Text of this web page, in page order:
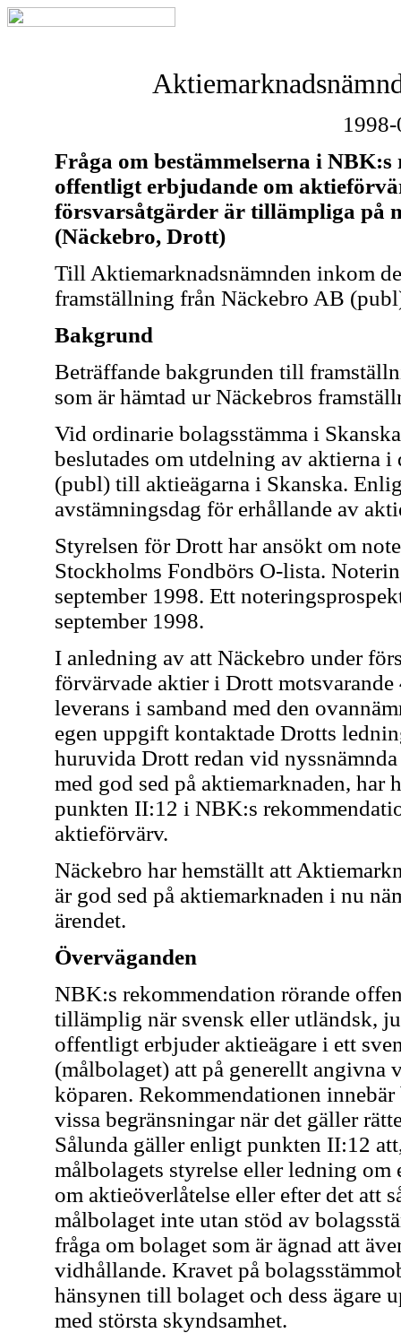
Fråga om bestämmelserna i
offentligt erbjudande om
försvarsåtgärder är tillämpliga på
(Näckebro, Drott)
Till Aktiemarknadsnämnden inkom
framställning från Näckebro AB
Bakgrund
Beträffande bakgrunden till
som är hämtad ur Näckebros
Vid ordinarie bolagsstämma i
beslutades om utdelning av aktierna
(publ) till aktieägarna i Skanska.
avstämningsdag för erhållande av
Styrelsen för Drott har ansökt om
Stockholms Fondbörs O-lista.
september 1998. Ett
september 1998.
I anledning av att Näckebro under
förvärvade aktier i Drott
leverans i samband med den
egen uppgift kontaktade Drotts
huruvida Drott redan vid
med god sed på aktiemarknaden, har
punkten II:12 i NBK:s
aktieförvärv.
Näckebro har hemställt att
är god sed på aktiemarknaden i nu
ärendet.
Överväganden
NBK:s rekommendation rörande
tillämplig när svensk eller utländsk,
offentligt erbjuder aktieägare i ett
(målbolaget) att på generellt
köparen. Rekommendationen
vissa begränsningar när det gäller
Sålunda gäller enligt punkten II:12
målbolagets styrelse eller ledning
om aktieöverlåtelse eller efter det att
målbolaget inte utan stöd av
fråga om bolaget som är ägnad att
vidhållande. Kravet på
hänsynen till bolaget och dess ägare
med största skyndsamhet.